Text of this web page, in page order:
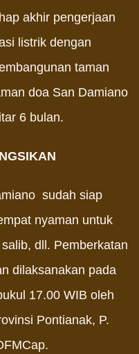
akhir pengerjaan
listrik dengan
taman
doa San Damiano
6 bulan.
sudah siap
nyaman untuk
dll. Pemberkatan
dilaksanakan pada
17.00 WIB oleh
Pontianak, P.